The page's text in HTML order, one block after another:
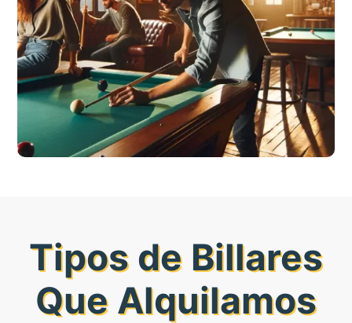
Tipos de Billares
Que Alquilamos